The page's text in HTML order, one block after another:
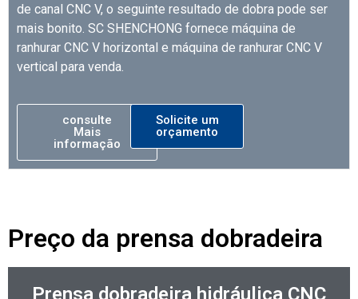
de canal CNC V, o seguinte resultado de dobra pode ser
mais bonito. SC SHENCHONG fornece máquina de
ranhurar CNC V horizontal e máquina de ranhurar CNC V
vertical para venda.
consulte
Mais
informação
Solicite um
orçamento
Preço da prensa dobradeira
Prensa dobradeira hidráulica CNC